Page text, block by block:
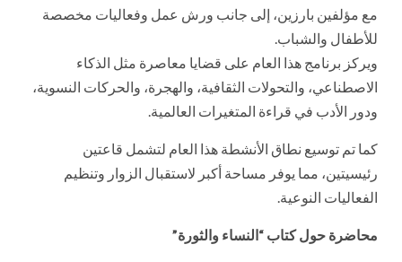
مع مؤلفين بارزين، إلى جانب ورش عمل وفعاليات مخصصة
للأطفال والشباب.
ويركز برنامج هذا العام على قضايا معاصرة مثل الذكاء
الاصطناعي، والتحولات الثقافية، والهجرة، والحركات النسوية،
ودور الأدب في قراءة المتغيرات العالمية.
كما تم توسيع نطاق الأنشطة هذا العام لتشمل قاعتين
رئيسيتين، مما يوفر مساحة أكبر لاستقبال الزوار وتنظيم
الفعاليات النوعية.
محاضرة حول كتاب “النساء والثورة”